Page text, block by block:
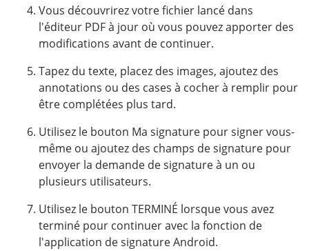
Vous découvrirez votre fichier lancé dans
l'éditeur PDF à jour où vous pouvez apporter des
modifications avant de continuer.
Tapez du texte, placez des images, ajoutez des
annotations ou des cases à cocher à remplir pour
être complétées plus tard.
Utilisez le bouton Ma signature pour signer vous-
même ou ajoutez des champs de signature pour
envoyer la demande de signature à un ou
plusieurs utilisateurs.
Utilisez le bouton TERMINÉ lorsque vous avez
terminé pour continuer avec la fonction de
l'application de signature Android.